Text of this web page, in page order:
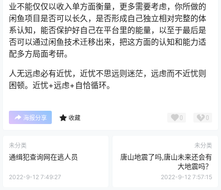
业不能仅仅以收入单方面衡量，更多需要考虑，你所做的
闲鱼项目是否可以长久，是否形成自己独立相对完整的体
系认知，能否保护好自己在平台里的能量，以至于最后是
否可以通过闲鱼技术迁移出来，把这方面的认知和能力适
配多方局面考研。
人无远虑必有近忧，近忧不思远则迷茫，远虑而不近忧则
困顿。近忧+远虑+自恰循环。
海报分享 收藏 0 0
未分类
通缉犯查询网在逃人员
2022-9-12 7:49:27
未分类
唐山地震了吗,唐山未来还会有
大地震吗？
2022-9-12 7:57:15